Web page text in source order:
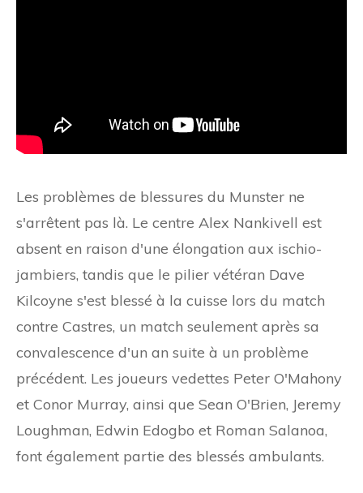
Les problèmes de blessures du Munster ne
s'arrêtent pas là. Le centre Alex Nankivell est
absent en raison d'une élongation aux ischio-
jambiers, tandis que le pilier vétéran Dave
Kilcoyne s'est blessé à la cuisse lors du match
contre Castres, un match seulement après sa
convalescence d'un an suite à un problème
précédent. Les joueurs vedettes Peter O'Mahony
et Conor Murray, ainsi que Sean O'Brien, Jeremy
Loughman, Edwin Edogbo et Roman Salanoa,
font également partie des blessés ambulants.